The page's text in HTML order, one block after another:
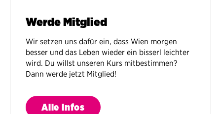
Werde Mitglied
Wir setzen uns dafür ein, dass Wien morgen
besser und das Leben wieder ein bisserl leichter
wird. Du willst unseren Kurs mitbestimmen?
Dann werde jetzt Mitglied!
Alle Infos